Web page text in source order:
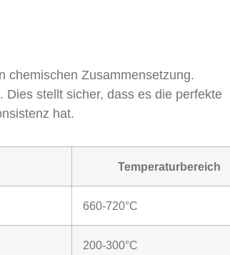
chemischen Zusammensetzung.
stellt sicher, dass es die perfekte
hat.
Temperaturbereich
660-720°C
200-300°C